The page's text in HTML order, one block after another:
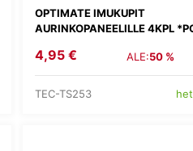
OPTIMATE IMUKUPIT
AURINKOPANEELILLE 4KPL
4,95 € ALE:50 %
TEC-TS253